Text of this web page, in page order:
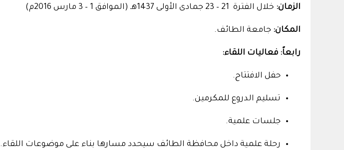
الزمان: خلال الفترة 21 – 23 جمادى الأولى 1437هـ (الموافق 1 – 3 مارس 2016م)
المكان: جامعة الطائف.
رابعاً: فعاليات اللقاء:
حفل الافتتاح.
تسليم الدروع للمكرمين.
جلسات علمية.
رحلة علمية داخل محافظة الطائف سيحدد مسارها بناء على موضوعات اللقاء.